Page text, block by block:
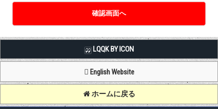
LQQK BY ICON
English Website
ホームに戻る